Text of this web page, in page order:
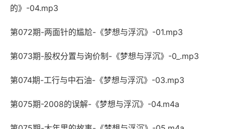
的》-04.mp3
第072期-两面针的尴尬-《梦想与浮沉》-01.mp3
第073期-股权分置与询价制-《梦想与浮沉》-0_.mp3
第074期-工行与中石油-《梦想与浮沉》-03.mp3
第075期-2008的误解-《梦想与浮沉》-04.m4a